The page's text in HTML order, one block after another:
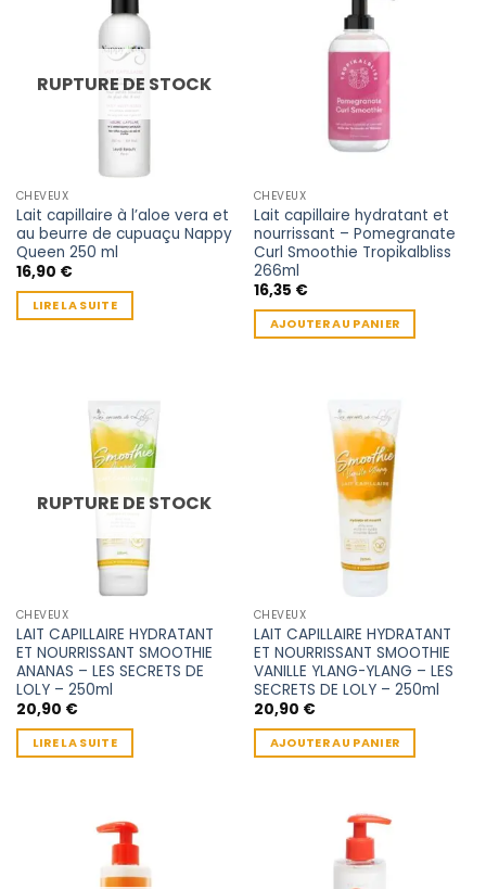
RUPTURE DE STOCK
CHEVEUX
Lait capillaire à l’aloe vera et
au beurre de cupuaçu Nappy
Queen 250 ml
16,90 €
LIRE LA SUITE
CHEVEUX
Lait capillaire hydratant et
nourrissant – Pomegranate
Curl Smoothie Tropikalbliss
266ml
16,35 €
AJOUTER AU PANIER
RUPTURE DE STOCK
CHEVEUX
LAIT CAPILLAIRE HYDRATANT
ET NOURRISSANT SMOOTHIE
ANANAS – LES SECRETS DE
LOLY – 250ml
20,90 €
LIRE LA SUITE
CHEVEUX
LAIT CAPILLAIRE HYDRATANT
ET NOURRISSANT SMOOTHIE
VANILLE YLANG-YLANG – LES
SECRETS DE LOLY – 250ml
20,90 €
AJOUTER AU PANIER